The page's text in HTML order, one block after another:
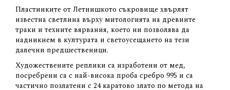
Пластинките от Летнишкото съкровище хвърлят
известна светлина върху митологията на древните
траки и техните вярвания, което ни позволява да
надникнем в културата и светоусещането на тези
далечни предшественици.
Художествените реплики са изработени от мед,
посребрени са с най-висока проба сребро 995 и са
частично позлатени с 24 каратово злато по метода на